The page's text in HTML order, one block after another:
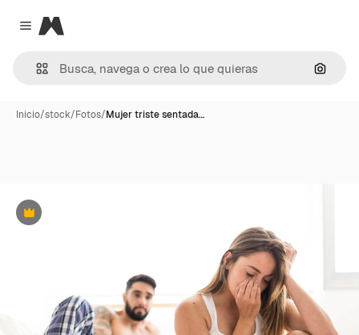
Close menu
Magnific
Inicio/stock/Fotos/Mujer triste sentada…
Premium